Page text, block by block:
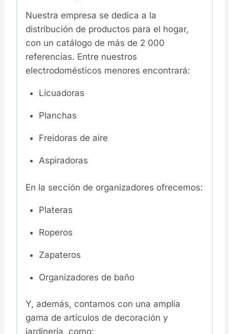
Nuestra empresa se dedica a la
distribución de productos para el hogar,
con un catálogo de más de 2 000
referencias. Entre nuestros
electrodomésticos menores encontrará:
Licuadoras
Planchas
Freidoras de aire
Aspiradoras
En la sección de organizadores ofrecemos:
Plateras
Roperos
Zapateros
Organizadores de baño
Y, además, contamos con una amplia
gama de artículos de decoración y
jardinería, como: